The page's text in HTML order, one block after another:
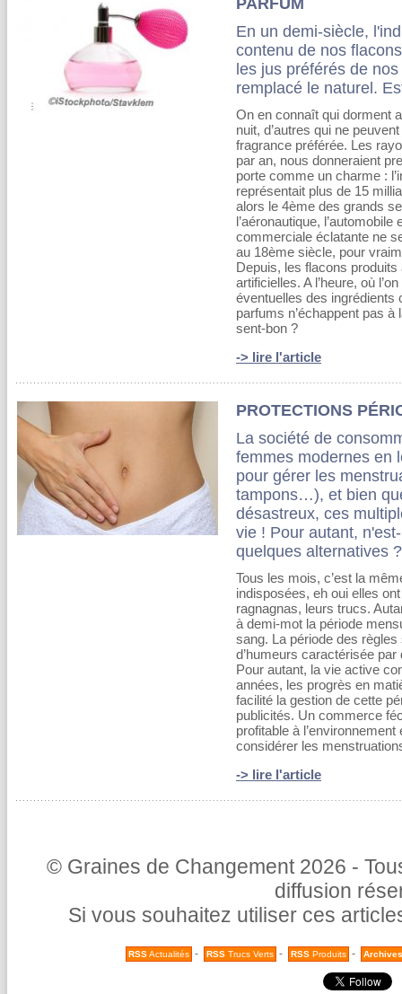
PARFUM
En un demi-siècle,
contenu de nos
les jus préférés de
remplacé le naturel.
On en connaît qui dorment
nuit, d’autres qui ne
fragrance préférée. Les
par an, nous donneraient
porte comme un charme :
représentait plus de 15
alors le 4ème des grands
l’aéronautique,
commerciale éclatante ne
au 18ème siècle, pour
Depuis, les flacons
artificielles. A l’heure, où
éventuelles des ingrédients
parfums n’échappent pas
sent-bon ?
-> lire l'article
PROTECTIONS
La société de
femmes modernes en
pour gérer les
tampons…), et bien
désastreux, ces
vie ! Pour autant,
quelques alternatives ?
Tous les mois, c’est la
indisposées, eh oui elles
ragnagnas, leurs trucs.
à demi-mot la période
sang. La période des règles
d’humeurs caractérisée par
Pour autant, la vie active
années, les progrès en
facilité la gestion de cette
publicités. Un commerce
profitable à
considérer les
-> lire l'article
© Graines de Changement 2026 -
diffusion
Si vous souhaitez utiliser ces
RSSActualités - RSS Trucs Verts - RSS Produits - Archives